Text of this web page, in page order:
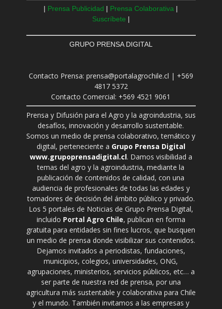
| Prensa Publicidad | Prensa Colaborativa |
Suscríbete |
GRUPO PRENSA DIGITAL
Contacto Prensa: prensa@portalagrochile.cl | +569
4817 5372
Contacto Comercial: +569 4521 9061
Prensa y Difusión para el Agro y la agroindustria, sus
desafíos, innovación y desarrollo sustentable.
Somos un medio de prensa colaborativo, temático y
digital, perteneciente a Grupo Prensa Digital
www.grupoprensadigital.cl. Damos visibilidad a
temas del agro y la agroindustria, mediante la
publicación de contenidos de calidad, con una
audiencia de profesionales de todas las edades y
tomadores de decisión del ámbito público y privado.
Los 5 portales de Noticias de Grupo Prensa Digital,
incluido Portal Agro Chile, publican en forma
gratuita para entidades sin fines lucros, que busquen
un medio de prensa donde visibilizar sus contenidos.
Dejamos invitados a periodistas, fundaciones,
municipios, colegios, universidades, ONG,
agrupaciones, ministerios, servicios públicos, etc… a
ser parte de nuestra red de prensa, por una
agricultura más sustentable y colaborativa para Chile
y el mundo. También invitamos a las empresas y